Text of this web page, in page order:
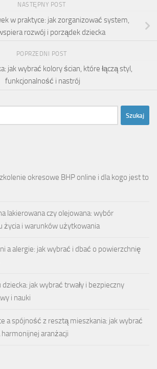
NASTĘPNY POST
w praktyce: jak zorganizować system,
rozwój i porządek dziecka
POPRZEDNI POST
jak wybrać kolory ścian, które łączą styl,
funkcjonalność i nastrój
okresowe BHP online i dla kogo jest to
lakierowana czy olejowana: wybór
życia i warunków użytkowania
a alergie: jak wybrać i dbać o powierzchnię
dziecka: jak wybrać trwały i bezpieczny
i nauki
a spójność z resztą mieszkania: jak wybrać
harmonijnej aranżacji